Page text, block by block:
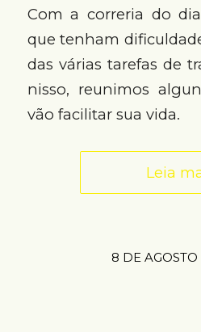
Com a correria do
que tenham
das várias tarefas de
nisso, reunimos
vão facilitar sua vida.
Leia
8 DE AGOSTO